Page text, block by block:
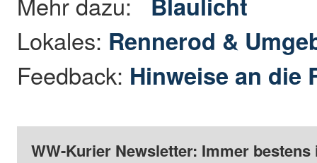
Lokales: Rennerod &
Feedback: Hinweise an die
WW-Kurier Newsletter: Immer